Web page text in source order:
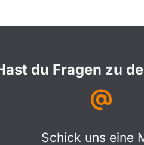
du Fragen zu
Schick uns eine